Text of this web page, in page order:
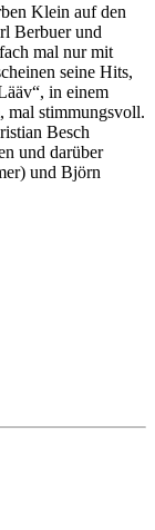
Klein auf den
Berbuer und
mal nur mit
seine Hits,
in einem
mal stimmungsvoll.
Besch
und darüber
und Björn